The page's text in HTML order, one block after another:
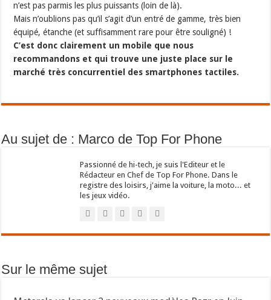
n’est pas parmis les plus puissants (loin de là).
Mais n’oublions pas qu’il s’agit d’un entré de gamme, très bien
équipé, étanche (et suffisamment rare pour être souligné) !
C’est donc clairement un mobile que nous
recommandons et qui trouve une juste place sur le
marché très concurrentiel des smartphones tactiles.
Au sujet de : Marco de Top For Phone
Passionné de hi-tech, je suis l'Editeur et le
Rédacteur en Chef de Top For Phone. Dans le
registre des loisirs, j'aime la voiture, la moto... et
les jeux vidéo.
Sur le même sujet